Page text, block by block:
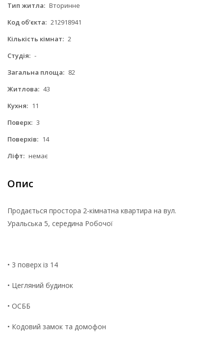
Тип житла: Вторинне
Код об'єкта: 212918941
Кількість кімнат: 2
Студія: -
Загальна площа: 82
Житлова: 43
Кухня: 11
Поверх: 3
Поверхів: 14
Ліфт: немає
Опис
Продається простора 2-кімнатна квартира на вул.
Уральська 5, середина Робочої
• 3 поверх із 14
• Цегляний будинок
• ОСББ
• Кодовий замок та домофон